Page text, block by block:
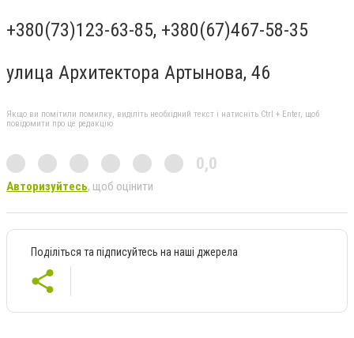
+380(73)123-63-85, +380(67)467-58-35
улица Архитектора Артынова, 46
Якщо ви помітили помилку, виділіть необхідний текст і натисніть Ctrl + Enter, щоб
повідомити про це редакцію
0,0
Авторизуйтесь, щоб оцінити
Поділіться та підписуйтесь на наші джерела